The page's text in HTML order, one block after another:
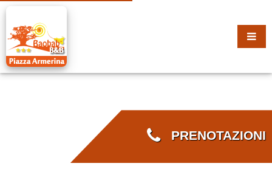
PRENOTAZIONI